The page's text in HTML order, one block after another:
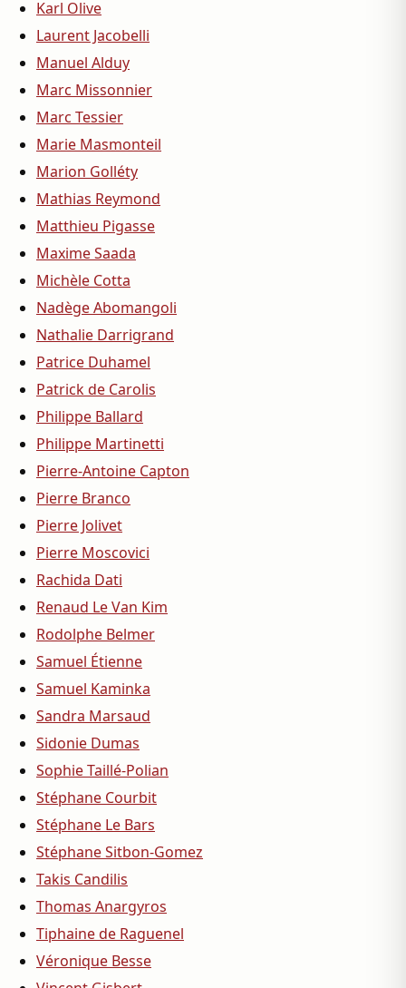
Karl Olive
Laurent Jacobelli
Manuel Alduy
Marc Missonnier
Marc Tessier
Marie Masmonteil
Marion Golléty
Mathias Reymond
Matthieu Pigasse
Maxime Saada
Michèle Cotta
Nadège Abomangoli
Nathalie Darrigrand
Patrice Duhamel
Patrick de Carolis
Philippe Ballard
Philippe Martinetti
Pierre-Antoine Capton
Pierre Branco
Pierre Jolivet
Pierre Moscovici
Rachida Dati
Renaud Le Van Kim
Rodolphe Belmer
Samuel Étienne
Samuel Kaminka
Sandra Marsaud
Sidonie Dumas
Sophie Taillé-Polian
Stéphane Courbit
Stéphane Le Bars
Stéphane Sitbon-Gomez
Takis Candilis
Thomas Anargyros
Tiphaine de Raguenel
Véronique Besse